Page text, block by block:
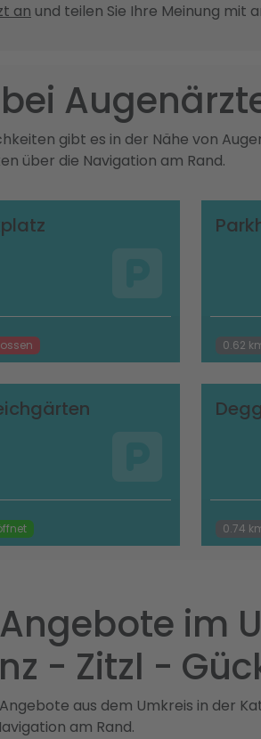
an und teilen Sie Ihre Meinung mit
gibt es in der Nähe von
über die Navigation am Rand.
0.62
0.74
im
- Zitzl -
Angebote aus dem Umkreis in der
am Rand.